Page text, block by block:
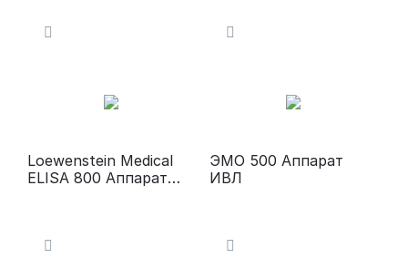
Loewenstein Medical
ELISA 800 Аппарат
ЭМО 500 Аппарат
ИВЛ